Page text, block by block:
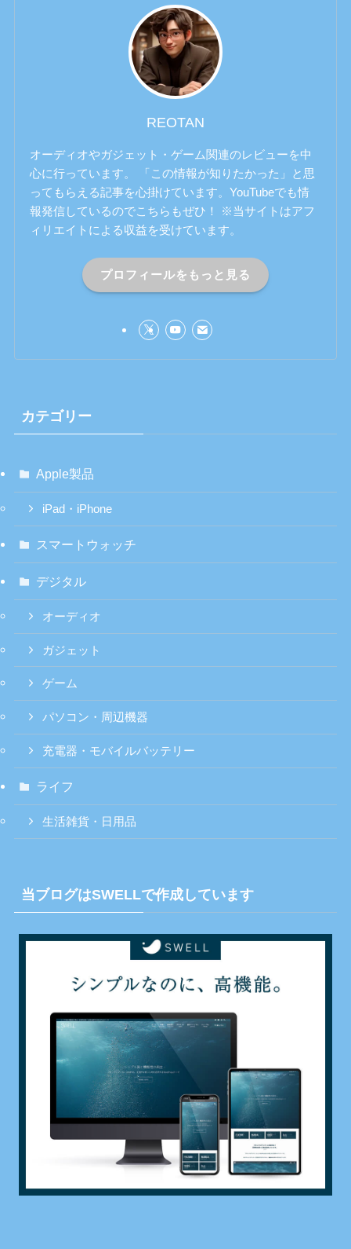
REOTAN
オーディオやガジェット・ゲーム関連のレビューを中
心に行っています。 「この情報が知りたかった」と思
ってもらえる記事を心掛けています。YouTubeでも情
報発信しているのでこちらもぜひ！ ※当サイトはアフ
ィリエイトによる収益を受けています。
プロフィールをもっと見る
カテゴリー
Apple製品
iPad・iPhone
スマートウォッチ
デジタル
オーディオ
ガジェット
ゲーム
パソコン・周辺機器
充電器・モバイルバッテリー
ライフ
生活雑貨・日用品
当ブログはSWELLで作成しています